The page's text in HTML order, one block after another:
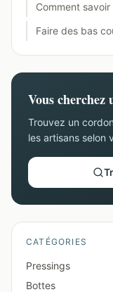
Comment
Faire des bas
Vous cherchez
Trouvez un
les artisans selon
CATÉGORIES
Pressings
Bottes